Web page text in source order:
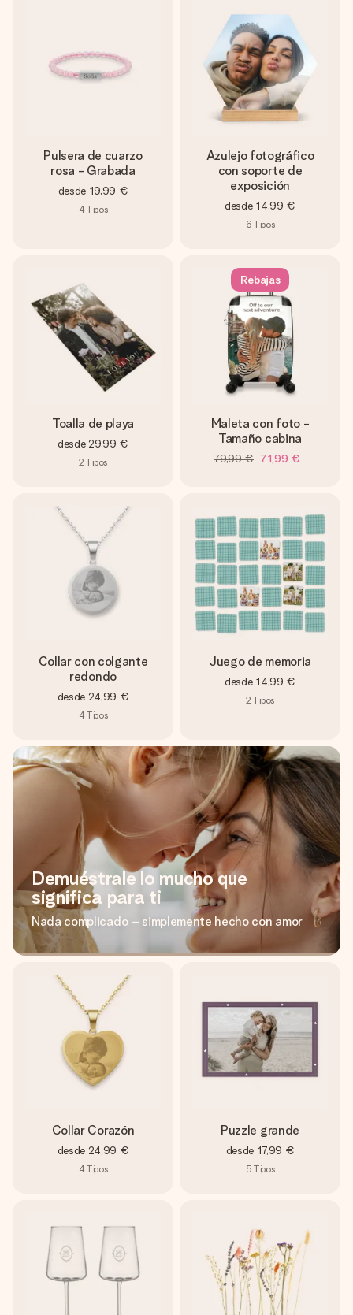
Pulsera de cuarzo
rosa - Grabada
desde 19,99 €
4Tipos
Azulejo fotográfico
con soporte de
exposición
desde 14,99 €
6 Tipos
Toalla de playa
desde 29,99 €
2 Tipos
Rebajas
Maleta con foto -
Tamaño cabina
79,99 € 71,99 €
Collar con colgante
redondo
desde 24,99 €
4Tipos
Juego de memoria
desde 14,99 €
2 Tipos
Demuéstrale lo mucho que
significa para ti
Nada complicado – simplemente hecho con amor
Collar Corazón
desde 24,99 €
4Tipos
Puzzle grande
desde 17,99 €
5 Tipos